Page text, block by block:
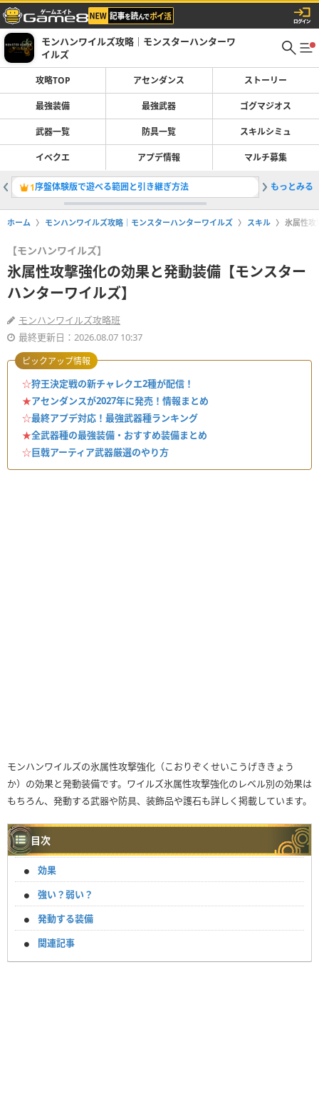
モンハンワイルズ攻略｜モンスターハンターワ
イルズ
攻略TOP アセンダンス ストーリー
最強装備 最強武器 ゴグマジオス
武器一覧 防具一覧 スキルシミュ
イベクエ アプデ情報 マルチ募集
1序盤体験版で遊べる範囲と引き継ぎ方法 2ププロ
もっとみる
ホーム モンハンワイルズ攻略｜モンスターハンターワイルズ スキル 氷属性攻
【モンハンワイルズ】
氷属性攻撃強化の効果と発動装備【モンスター
ハンターワイルズ】
モンハンワイルズ攻略班
最終更新日：2026.08.07 10:37
☆狩王決定戦の新チャレクエ2種が配信！
★アセンダンスが2027年に発売！情報まとめ
☆最終アプデ対応！最強武器種ランキング
★全武器種の最強装備・おすすめ装備まとめ
☆巨戟アーティア武器厳選のやり方
ピックアップ情報
モンハンワイルズの氷属性攻撃強化（こおりぞくせいこうげききょう
か）の効果と発動装備です。ワイルズ氷属性攻撃強化のレベル別の効果は
もちろん、発動する武器や防具、装飾品や護石も詳しく掲載しています。
目次
効果
強い？弱い？
発動する装備
関連記事